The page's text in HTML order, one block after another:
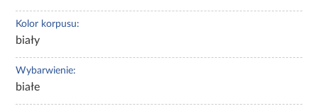
Kolor korpusu:
biały
Wybarwienie:
białe